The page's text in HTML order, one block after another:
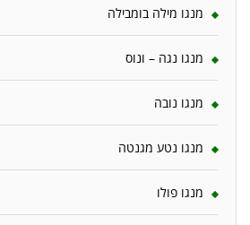
מנגו מילה בומבילה
מנגו נגה – ונוס
מנגו נובה
מנגו נטע מגנטה
מנגו פולו